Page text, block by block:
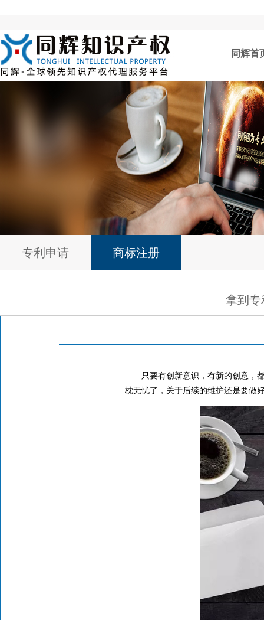
同辉首
专利申请 商标注册
拿到专
只要有创新意识，有新的创意，
枕无忧了，关于后续的维护还是要做